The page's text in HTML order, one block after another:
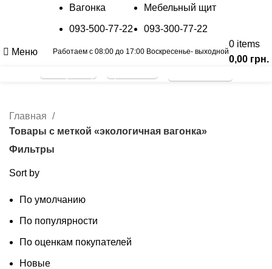
Вагонка
093-500-77-22
Мебельный щит
093-300-77-22
Меню Работаем с 08:00 до 17:00 Воскресенье- выходной
0 items
0,00 грн.
Калькулятор
Прайс лист
Главная
Товары с меткой «экологичная вагонка»
Фильтры
Sort by
По умолчанию
По популярности
По оценкам покупателей
Новые